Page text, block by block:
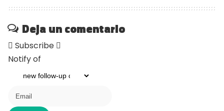
Deja un comentario
Subscribe
Notify of